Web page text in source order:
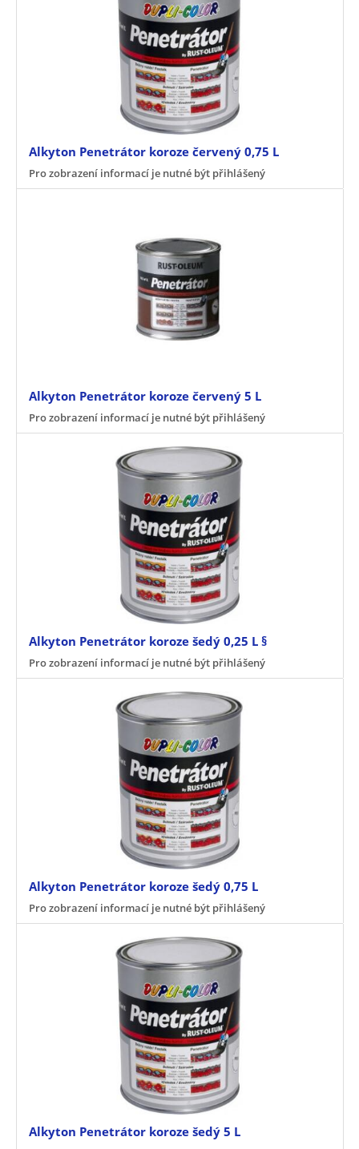
Alkyton Penetrátor koroze červený 0,75 L
Pro zobrazení informací je nutné být přihlášený
Alkyton Penetrátor koroze červený 5 L
Pro zobrazení informací je nutné být přihlášený
Alkyton Penetrátor koroze šedý 0,25 L §
Pro zobrazení informací je nutné být přihlášený
Alkyton Penetrátor koroze šedý 0,75 L
Pro zobrazení informací je nutné být přihlášený
Alkyton Penetrátor koroze šedý 5 L